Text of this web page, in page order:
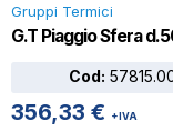
Gruppi Termici
G.T Piaggio Sfera
Cod:
356,33 € +IVA